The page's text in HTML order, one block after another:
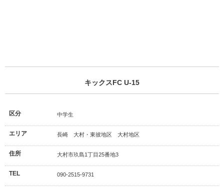
キックスFC U-15
区分 中学生
エリア 長崎 大村・東彼地区 大村地区
住所 大村市玖島1丁目25番地3
TEL 090-2515-9731